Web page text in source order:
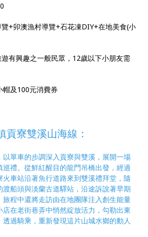
+卯澳漁村導覽+石花凍DIY+在地美食(小
有興趣之一般民眾，12歲以下小朋友需
帽及100元消費券
貢寮雙溪山海線：
單車的步調深入貢寮與雙溪，展開一場
禮。從鮮紅醒目的龍門吊橋出發，經過
車站沿著魚行道路來到雙溪禮拜堂，隨
船頭與淡蘭古道驛站，沿途訴說著早期
旅程中還將走訪由在地團隊注入創生能量
店在老街巷弄中悄然綻放活力，勾勒出東
過騎乘，重新發現這片山城水鄉的動人